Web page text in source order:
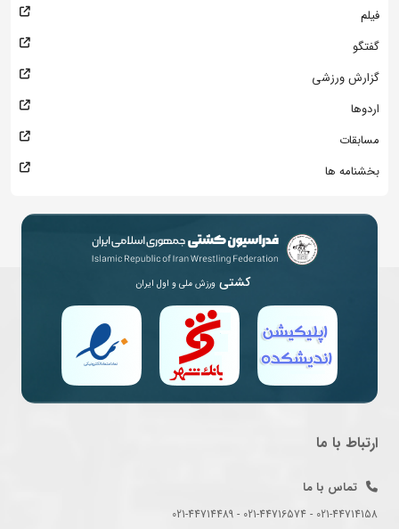
فیلم
گفتگو
گزارش ورزشی
اردوها
مسابقات
بخشنامه ها
کشتی ورزش ملی و اول ایران
ارتباط با ما
تماس با ما
021-44714158 - 021-44716574 - 021-44714489